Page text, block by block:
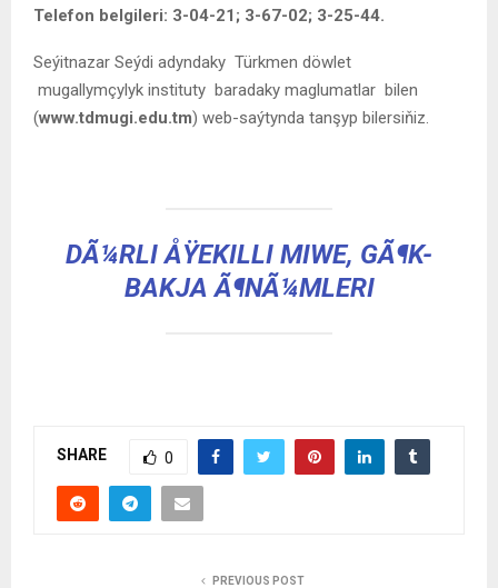
Telefon belgileri: 3-04-21; 3-67-02; 3-25-44.
Seýitnazar Seýdi adyndaky Türkmen döwlet
mugallymçylyk instituty baradaky maglumatlar bilen
(www.tdmugi.edu.tm) web-saýtynda tanşyp bilersiňiz.
DÃ¼RLI ÅŸEKILLI MIWE, GÃ¶K-
BAKJA Ã¶NÃ¼MLERI
SHARE 0
PREVIOUS POST